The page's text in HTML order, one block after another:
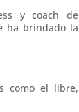
y coach de
ha brindado la
como el libre,